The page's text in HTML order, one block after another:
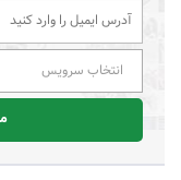
انتخاب سرویس